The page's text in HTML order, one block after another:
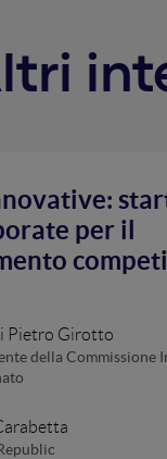
per il
Pietro Girotto
della Commissione